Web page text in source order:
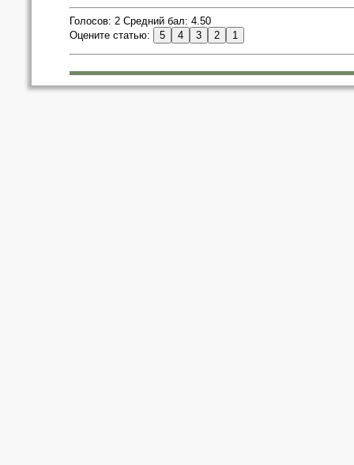
Голосов: 2 Средний бал: 4.50
Оцените статью: